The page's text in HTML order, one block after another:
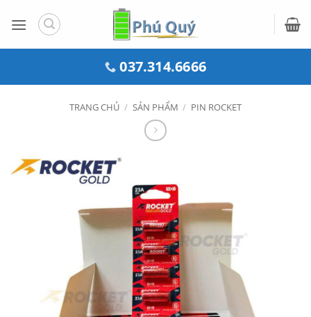
qua
037.314.6666
TRANG CHỦ / SẢN PHẨM / PIN ROCKET